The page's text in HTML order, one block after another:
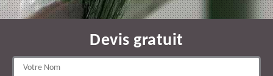
Devis gratuit